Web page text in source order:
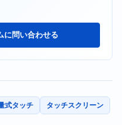
に問い合わせる
式タッチ タッチスクリーン